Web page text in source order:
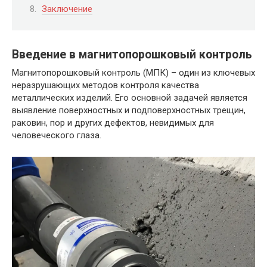
Заключение
Введение в магнитопорошковый контроль
Магнитопорошковый контроль (МПК) – один из ключевых
неразрушающих методов контроля качества
металлических изделий. Его основной задачей является
выявление поверхностных и подповерхностных трещин,
раковин, пор и других дефектов, невидимых для
человеческого глаза.